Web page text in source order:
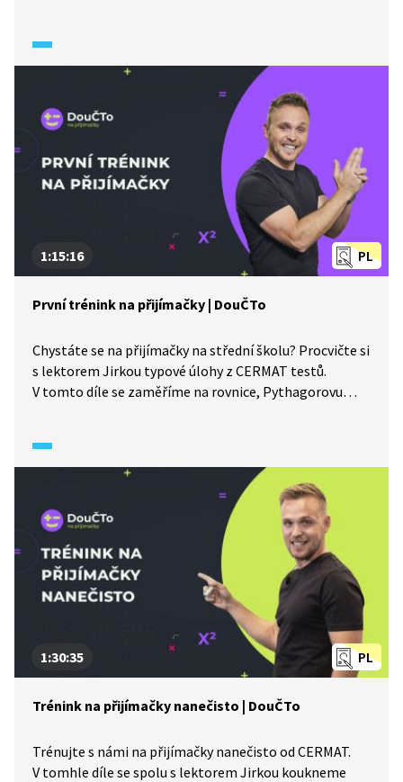
pozor. Další materiály k probírané látce naleznete
PL
1:15:16
První trénink na přijímačky | DouČTo
Chystáte se na přijímačky na střední školu? Procvičte si
s lektorem Jirkou typové úlohy z CERMAT testů.
V tomto díle se zaměříme na rovnice, Pythagorovu
materiály k probírané látce naleznete pod videem.
PL
1:30:35
Trénink na přijímačky nanečisto | DouČTo
Trénujte s námi na přijímačky nanečisto od CERMAT.
V tomhle díle se spolu s lektorem Jirkou koukneme